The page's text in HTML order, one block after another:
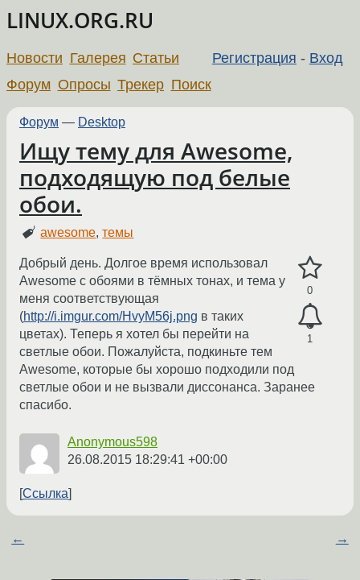
LINUX.ORG.RU
Регистрация - Вход
Новости Галерея Статьи
Форум Опросы Трекер Поиск
Форум — Desktop
Ищу тему для Awesome,
подходящую под белые
обои.
awesome,темы
0
1
Добрый день. Долгое время использовал
Awesome с обоями в тёмных тонах, и тема у
меня соответствующая
(http://i.imgur.com/HvyM56j.png в таких
цветах). Теперь я хотел бы перейти на
светлые обои. Пожалуйста, подкиньте тем
Awesome, которые бы хорошо подходили под
светлые обои и не вызвали диссонанса. Заранее
спасибо.
Anonymous598
26.08.2015 18:29:41 +00:00
Ссылка
← →